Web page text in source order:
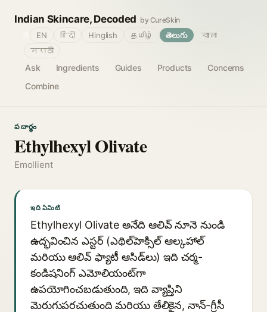
Indian Skincare, Decoded by CureSkin
Ask Ingredients Guides Products
Concerns
Combine
EN हिंदी Hinglish தமிழ் తెలుగు
বাংলা
मराठी
పదార్థం
Ethylhexyl Olivate
Emollient
ఇది ఏమిటి
Ethylhexyl Olivate అనేది ఆలివ్ నూనె నుండి
ఉద్భవించిన ఎస్టర్ (ఎథిల్‌హెక్సిల్ ఆల్కహాల్
మరియు ఆలివ్ ఫ్యాటీ ఆసిడ్‌లు) ఇది చర్మ-
కండిషనింగ్ ఎమోలియంట్‌గా
ఉపయోగించబడుతుంది, ఇది వ్యాప్తిని
మెరుగుపరచుతుంది మరియు తేలికైన, నాన్-గ్రీసీ